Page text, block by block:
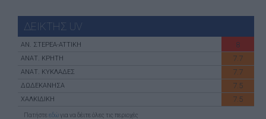
ΔΕΙΚΤΗΣ UV
ΑN. ΣΤΕΡΕΑ-ATTIKH 8
ΑΝΑΤ. ΚΡΗΤΗ 7.7
ΑΝΑΤ. ΚΥΚΛΑΔΕΣ 7.7
ΔΩΔΕΚΑΝΗΣΑ 7.5
ΧΑΛΚΙΔΙΚΗ 7.5
Πατήστε εδώγια να δέιτε όλες τις περιοχές